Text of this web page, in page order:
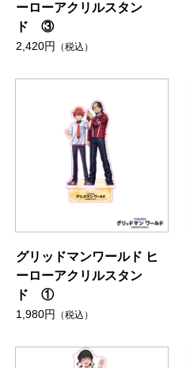
ーローアクリルスタン
ド ③
2,420円 （税込）
グリッドマンワールド ヒ
ーローアクリルスタン
ド ①
1,980円 （税込）